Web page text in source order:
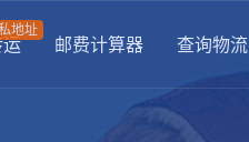
查询物流
邮费计算器
地址